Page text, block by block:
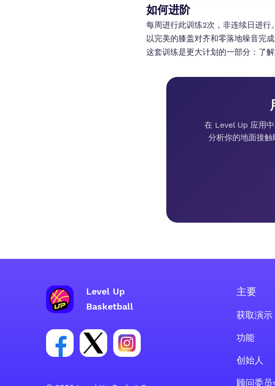
如何进阶
每周进行此训练2次，非连续日进
以完美的膝盖对齐和零落地噪音完
这套训练是更大计划的一部分：了
在 Level Up 应用
分析你的地面接
Level Up
Basketball
Facebook 账户社交群组链接
Tweeter 账户社交群组链接
Instagram 账户社交群组链接
主要
获取演示
功能
创始人
顾问委员